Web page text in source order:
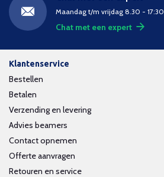
Maandag t/m vrijdag 8.30 - 17:30
Chat met een expert
Klantenservice
Bestellen
Betalen
Verzending en levering
Advies beamers
Contact opnemen
Offerte aanvragen
Retouren en service